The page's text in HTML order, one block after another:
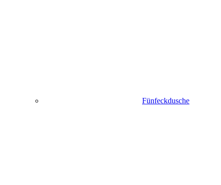
Fünfeckdusche